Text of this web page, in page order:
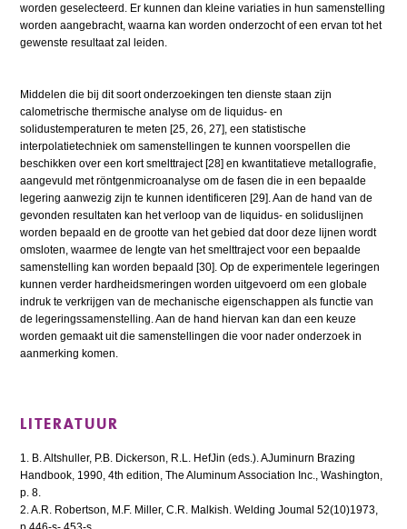
worden geselecteerd. Er kunnen dan kleine variaties in hun samenstelling
worden aangebracht, waarna kan worden onderzocht of een ervan tot het
gewenste resultaat zal leiden.
Middelen die bij dit soort onderzoekingen ten dienste staan zijn
calometrische thermische analyse om de liquidus- en
solidustemperaturen te meten [25, 26, 27], een statistische
interpolatietechniek om samenstellingen te kunnen voorspellen die
beschikken over een kort smelttraject [28] en kwantitatieve metallografie,
aangevuld met röntgenmicroanalyse om de fasen die in een bepaalde
legering aanwezig zijn te kunnen identificeren [29]. Aan de hand van de
gevonden resultaten kan het verloop van de liquidus- en soliduslijnen
worden bepaald en de grootte van het gebied dat door deze lijnen wordt
omsloten, waarmee de lengte van het smelttraject voor een bepaalde
samenstelling kan worden bepaald [30]. Op de experimentele legeringen
kunnen verder hardheidsmeringen worden uitgevoerd om een globale
indruk te verkrijgen van de mechanische eigenschappen als functie van
de legeringssamenstelling. Aan de hand hiervan kan dan een keuze
worden gemaakt uit die samenstellingen die voor nader onderzoek in
aanmerking komen.
LITERATUUR
1. B. Altshuller, P.B. Dickerson, R.L. HefJin (eds.). AJuminurn Brazing
Handbook, 1990, 4th edition, The Aluminum Association Inc., Washington,
p. 8.
2. A.R. Robertson, M.F. Miller, C.R. Malkish. Welding Joumal 52(10)1973,